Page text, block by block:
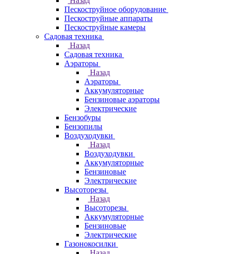
Пескоструйное оборудование
Пескоструйные аппараты
Пескоструйные камеры
Садовая техника
Назад
Садовая техника
Аэраторы
Назад
Аэраторы
Аккумуляторные
Бензиновые аэраторы
Электрические
Бензобуры
Бензопилы
Воздуходувки
Назад
Воздуходувки
Аккумуляторные
Бензиновые
Электрические
Высоторезы
Назад
Высоторезы
Аккумуляторные
Бензиновые
Электрические
Газонокосилки